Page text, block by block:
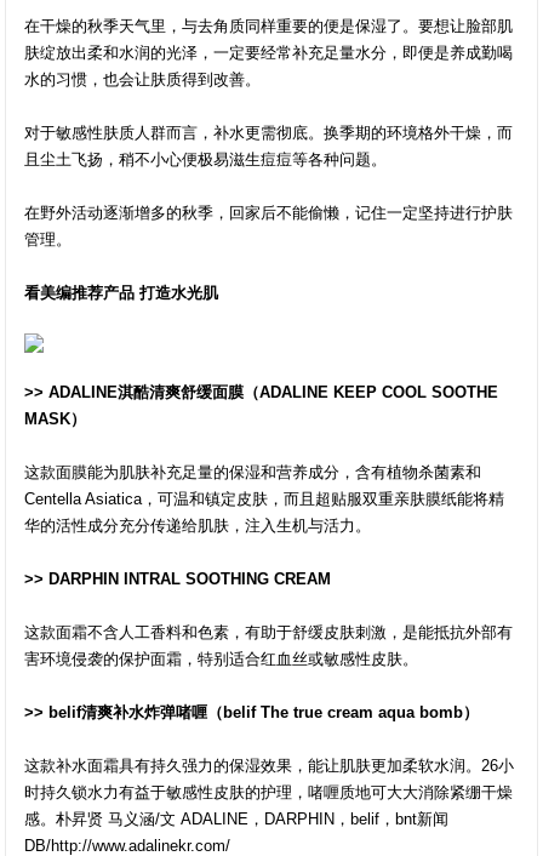
在干燥的秋季天气里，与去角质同样重要的便是保湿了。要想让脸部肌
肤绽放出柔和水润的光泽，一定要经常补充足量水分，即便是养成勤喝
水的习惯，也会让肤质得到改善。
对于敏感性肤质人群而言，补水更需彻底。换季期的环境格外干燥，而
且尘土飞扬，稍不小心便极易滋生痘痘等各种问题。
在野外活动逐渐增多的秋季，回家后不能偷懒，记住一定坚持进行护肤
管理。
看美编推荐产品 打造水光肌
>> ADALINE淇酷清爽舒缓面膜（ADALINE KEEP COOL SOOTHE
MASK）
这款面膜能为肌肤补充足量的保湿和营养成分，含有植物杀菌素和
Centella Asiatica，可温和镇定皮肤，而且超贴服双重亲肤膜纸能将精
华的活性成分充分传递给肌肤，注入生机与活力。
>> DARPHIN INTRAL SOOTHING CREAM
这款面霜不含人工香料和色素，有助于舒缓皮肤刺激，是能抵抗外部有
害环境侵袭的保护面霜，特别适合红血丝或敏感性皮肤。
>> belif清爽补水炸弹啫喱（belif The true cream aqua bomb）
这款补水面霜具有持久强力的保湿效果，能让肌肤更加柔软水润。26小
时持久锁水力有益于敏感性皮肤的护理，啫喱质地可大大消除紧绷干燥
感。朴昇贤 马义涵/文 ADALINE，DARPHIN，belif，bnt新闻
DB/http://www.adalinekr.com/